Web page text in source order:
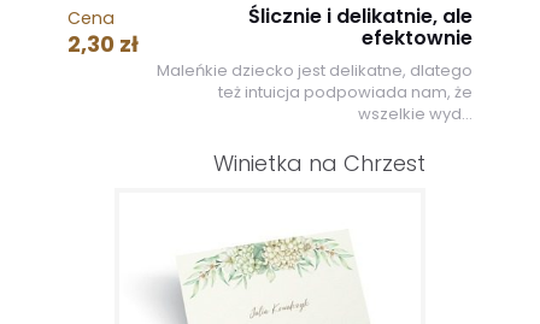
Cena
2,30 zł
Ślicznie i delikatnie, ale
efektownie
Maleńkie dziecko jest delikatne, dlatego
też intuicja podpowiada nam, że
wszelkie wyd...
Winietka na Chrzest